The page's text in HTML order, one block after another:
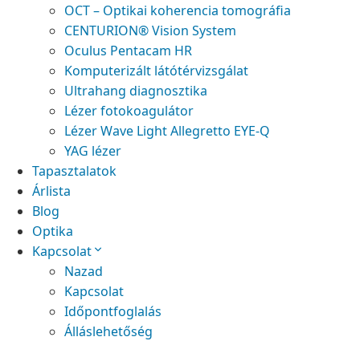
OCT – Optikai koherencia tomográfia
CENTURION® Vision System
Oculus Pentacam HR
Komputerizált látótérvizsgálat
Ultrahang diagnosztika
Lézer fotokoagulátor
Lézer Wave Light Allegretto EYE-Q
YAG lézer
Tapasztalatok
Árlista
Blog
Optika
Kapcsolat
Nazad
Kapcsolat
Időpontfoglalás
Álláslehetőség